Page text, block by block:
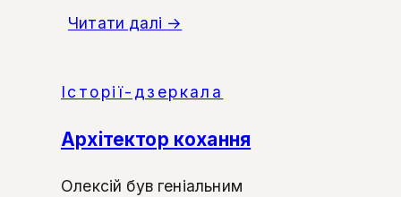
Читати далі →
Історії-дзеркала
Архітектор кохання
Олексій був геніальним